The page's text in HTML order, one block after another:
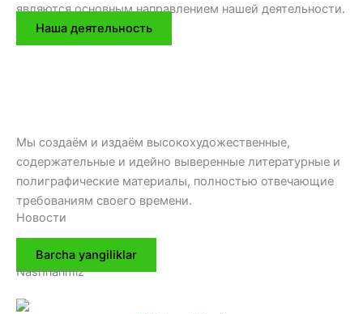
являются основным направлением нашей деятельности.
Наша деятельность
Мы создаём и издаём высокохудожественные,
содержательные и идейно выверенные литературные и
полиграфические материалы, полностью отвечающие
требованиям своего времени.
Новости
Barcha yangiliklar
Nashrlarimiz